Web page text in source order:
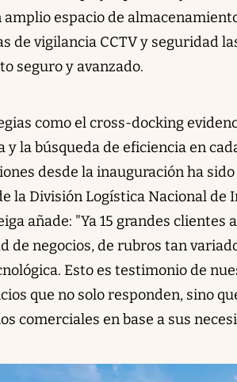
espacio de
de vigilancia CCTV y seguridad
seguro y avanzado.
como el cross-docking
la búsqueda de eficiencia en
desde la inauguración ha
la División Logística Nacional de
añade: "Ya 15 grandes clientes
de negocios, de rubros tan
Esto es testimonio de
que no solo responden, sino
comerciales en base a sus